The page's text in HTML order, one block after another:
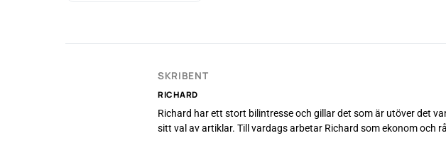
SKRIBENT
RICHARD
Richard har ett stort bilintresse och gillar det som är utöver det
sitt val av artiklar. Till vardags arbetar Richard som ekonom och